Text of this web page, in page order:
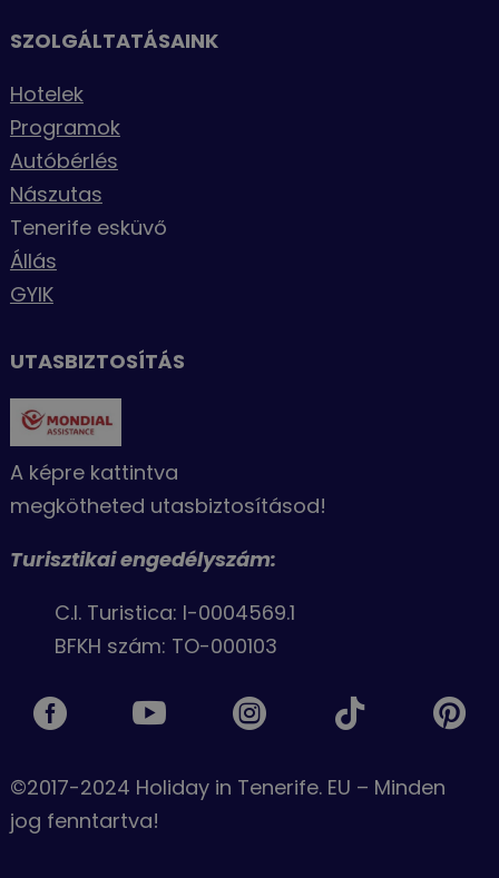
SZOLGÁLTATÁSAINK
Hotelek
Programok
Autóbérlés
Nászutas
Tenerife esküvő
Állás
GYIK
UTASBIZTOSÍTÁS
A képre kattintva
megkötheted utasbiztosításod!
Turisztikai engedélyszám:
C.I. Turistica: I-0004569.1
BFKH szám: TO-000103
    
©2017-2024 Holiday in Tenerife. EU – Minden
jog fenntartva!